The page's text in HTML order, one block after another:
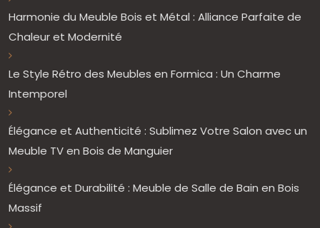
Harmonie du Meuble Bois et Métal : Alliance Parfaite de
Chaleur et Modernité
Le Style Rétro des Meubles en Formica : Un Charme
Intemporel
Élégance et Authenticité : Sublimez Votre Salon avec un
Meuble TV en Bois de Manguier
Élégance et Durabilité : Meuble de Salle de Bain en Bois
Massif